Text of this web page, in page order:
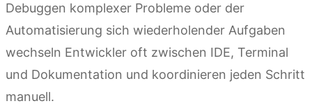
Debuggen komplexer Probleme oder der
Automatisierung sich wiederholender Aufgaben
wechseln Entwickler oft zwischen IDE, Terminal
und Dokumentation und koordinieren jeden Schritt
manuell.